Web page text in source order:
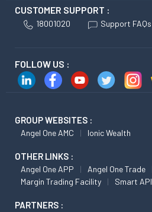
CUSTOMER SUPPORT :
18001020 Support FAQs
FOLLOW US :
GROUP WEBSITES :
Angel One AMC Ionic Wealth
OTHER LINKS :
Angel One APP Angel One Trade
Margin Trading Facility
Smart API
PARTNERS :